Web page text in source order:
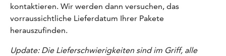
kontaktieren. Wir werden dann versuchen, das
vorraussichtliche Lieferdatum Ihrer Pakete
herauszufinden.
Update: Die Lieferschwierigkeiten sind im Griff, alle